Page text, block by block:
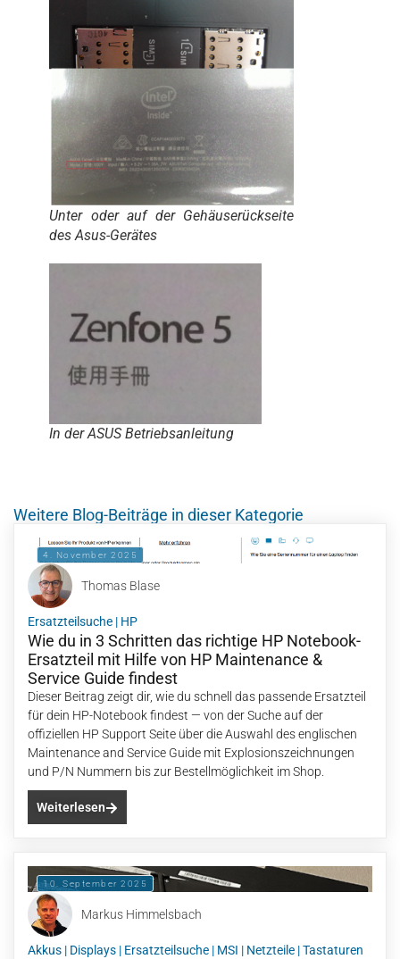
Unter oder auf der Gehäuserückseite
des Asus-Gerätes
In der ASUS Betriebsanleitung
Weitere Blog-Beiträge in dieser Kategorie
4. November 2025
Thomas Blase
Ersatzteilsuche | HP
Wie du in 3 Schritten das richtige HP Notebook-
Ersatzteil mit Hilfe von HP Maintenance &
Service Guide findest
Dieser Beitrag zeigt dir, wie du schnell das passende Ersatzteil
für dein HP-Notebook findest — von der Suche auf der
offiziellen HP Support Seite über die Auswahl des englischen
Maintenance and Service Guide mit Explosionszeichnungen
und P/N Nummern bis zur Bestellmöglichkeit im Shop.
Weiterlesen
10. September 2025
Markus Himmelsbach
Akkus | Displays | Ersatzteilsuche | MSI | Netzteile |Tastaturen